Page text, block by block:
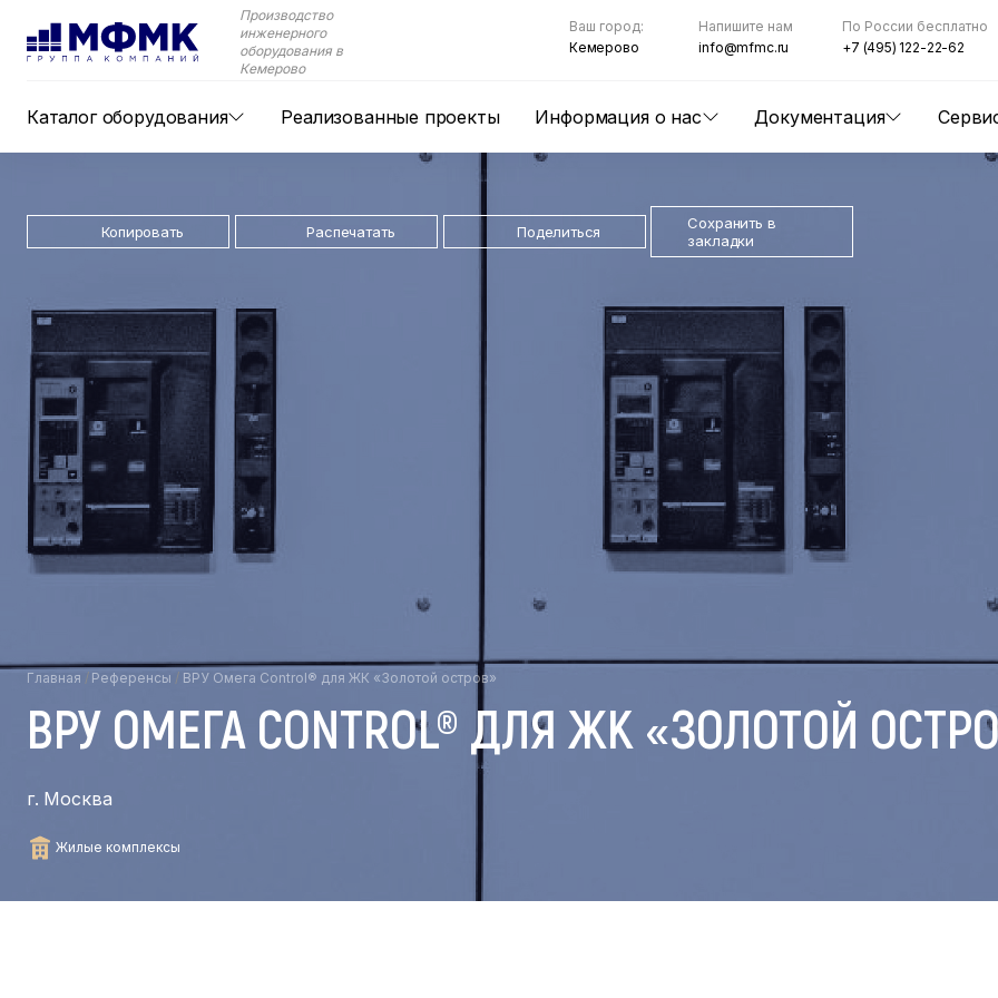
Производство
инженерного
оборудования в
Кемерово
Каталог оборудования Реализованные проекты Информация о нас Документация
Ваш город:
Кемерово
Напишите нам
info@mfmc.ru
По России бесплатно
+7 (495) 122-22-62
Копировать Распечатать Поделиться
Сохранить в
закладки
Главная / Референсы / ВРУ Омега Control® для ЖК «Золотой остров»
ВРУ ОМЕГА CONTROL® ДЛЯ ЖК «ЗОЛОТОЙ
г. Москва
Жилые комплексы